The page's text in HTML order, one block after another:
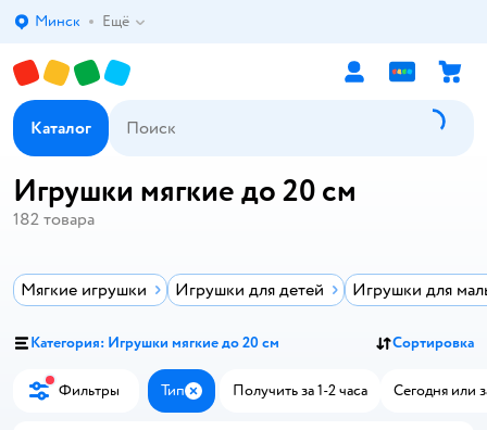
Выбор адреса доставки.
Минск Ещё
Каталог
Игрушки мягкие до 20 см
182 товара
Мягкие игрушки Игрушки для детей Игрушки для
Категория: Игрушки мягкие до 20 см Сортировка
Фильтры Тип ЗакрытьПолучить за 1-2 часа Сегодня или